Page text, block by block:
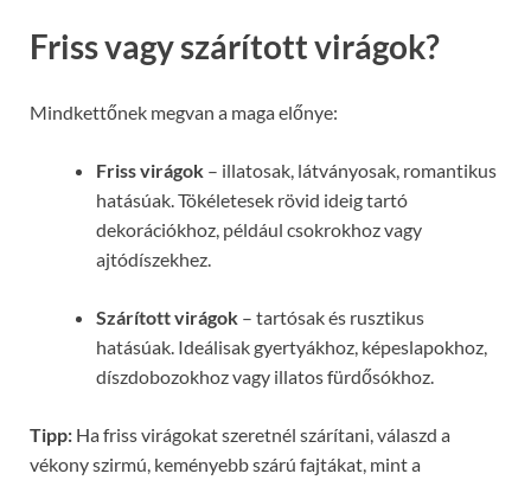
Friss vagy szárított virágok?
Mindkettőnek megvan a maga előnye:
Friss virágok – illatosak, látványosak, romantikus
hatásúak. Tökéletesek rövid ideig tartó
dekorációkhoz, például csokrokhoz vagy
ajtódíszekhez.
Szárított virágok – tartósak és rusztikus
hatásúak. Ideálisak gyertyákhoz, képeslapokhoz,
díszdobozokhoz vagy illatos fürdősókhoz.
Tipp: Ha friss virágokat szeretnél szárítani, válaszd a
vékony szirmú, keményebb szárú fajtákat, mint a